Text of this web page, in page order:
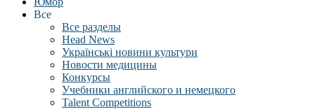
Все
Все разделы
Head News
Українські новини культури
Новости медицины
Конкурсы
Учебники английского и немецкого
Talent Competitions